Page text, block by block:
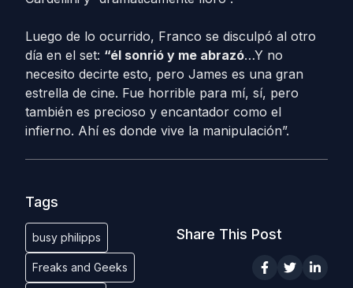
Luego de lo ocurrido, Franco se disculpó al otro
día en el set: “él sonrió y me abrazó…Y no
necesito decirte esto, pero James es una gran
estrella de cine. Fue horrible para mí, sí, pero
también es precioso y encantador como el
infierno. Ahí es donde vive la manipulación”.
Tags
busy philipps
Freaks and Geeks
Share This Post